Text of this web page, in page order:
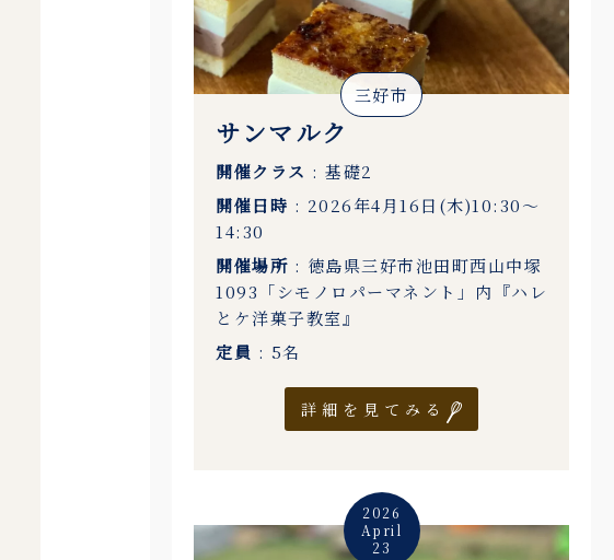
三好市
サンマルク
開催クラス : 基礎2
開催日時 : 2026年4月16日(木)10:30〜
14:30
開催場所 : 徳島県三好市池田町西山中塚
1093「シモノロパーマネント」内『ハレ
とケ洋菓子教室』
定員 : 5名
詳細を見てみる
2026
April
23